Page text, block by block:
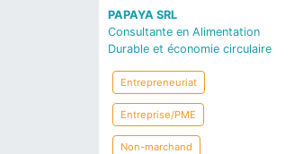
PAPAYA SRL
Consultante en Alimentation
Durable et économie circulaire
Entrepreneuriat
Entreprise/PME
Non-marchand